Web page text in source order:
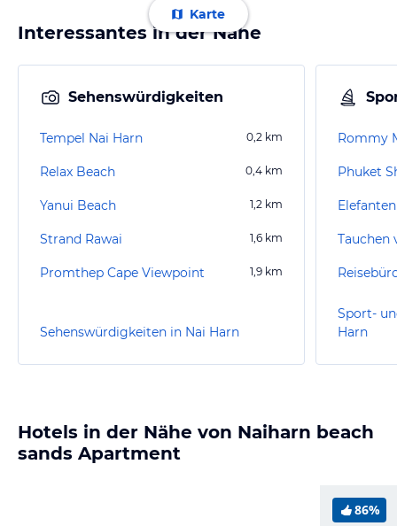
Karte
Interessantes in der Nähe
Sehenswürdigkeiten
Tempel Nai Harn 0,2 km
Relax Beach 0,4 km
Yanui Beach 1,2 km
Strand Rawai 1,6 km
Promthep Cape Viewpoint 1,9 km
Sehenswürdigkeiten in Nai Harn
Rommy
Phuket
Tauchen
Sport-
Harn
Hotels in der Nähe von Naiharn beach
sands Apartment
86%